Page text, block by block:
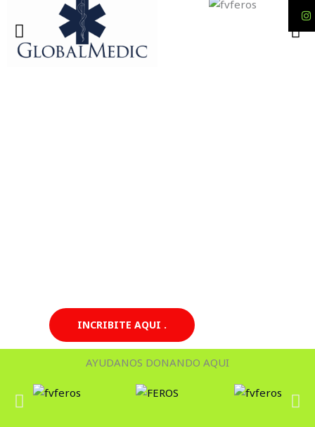
INCRIBITE AQUI .
AYUDANOS DONANDO AQUI